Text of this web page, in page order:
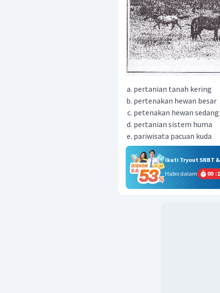
pertanian tanah kering
pertenakan hewan besar
petenakan hewan sedang
pertanian sistem huma
pariwisata pacuan kuda
Ikuti Tryout SNBT
Habis dalam
00 :